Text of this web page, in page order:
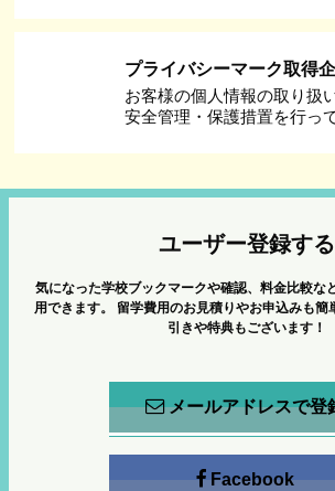
プライバシーマーク取得
お客様の個人情報の取り扱
安全管理・保護措置を行っ
ユーザー登録する
気になった学校ブックマークや確認、料金比較な
用できます。
留学費用のお見積りやお申込みも簡
引きや特典もございます！
メールアドレスで登
Facebook